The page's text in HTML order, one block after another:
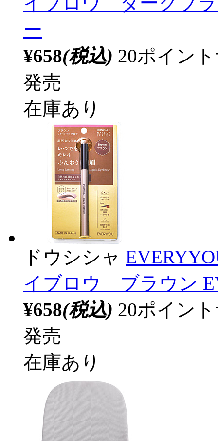
ー
¥658(税込) 20ポイン
発売
在庫あり
ドウシシャ
イブロウ ブラウン
¥658(税込) 20ポイン
発売
在庫あり